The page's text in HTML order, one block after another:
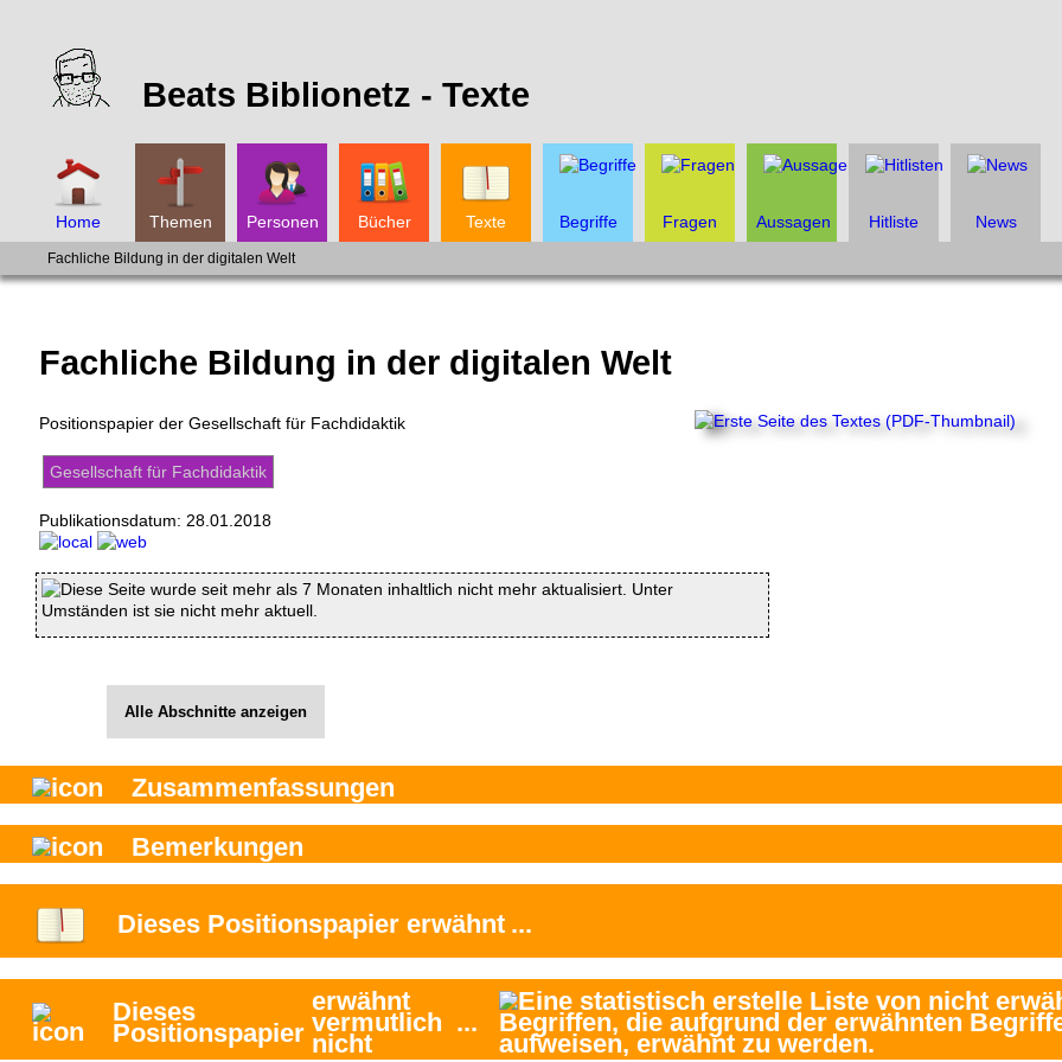
Beats Biblionetz - Texte
Home Themen Personen Bücher Texte Begriffe Fragen Aussagen Hitliste News
Fachliche Bildung in der digitalen Welt
Fachliche Bildung in der digitalen Welt
Positionspapier der Gesellschaft für Fachdidaktik
Gesellschaft für Fachdidaktik
Publikationsdatum: 28.01.2018
Diese Seite wurde seit mehr als 7 Monaten inhaltlich nicht mehr aktualisiert. Unter
Umständen ist sie nicht mehr aktuell.
Alle Abschnitte anzeigen
Zusammenfassungen
Bemerkungen
Dieses Positionspapier erwähnt ...
Dieses
Positionspapier
erwähnt
vermutlich
nicht
...